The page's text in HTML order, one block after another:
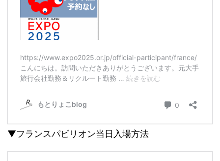
▼フランスパビリオン当日入場方法